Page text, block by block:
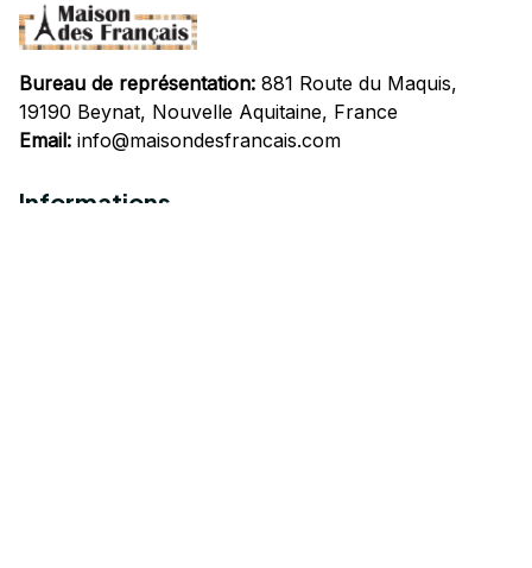
Bureau de représentation: 881 Route du Maquis,
19190 Beynat, Nouvelle Aquitaine, France
Email: info@maisondesfrancais.com
Informations